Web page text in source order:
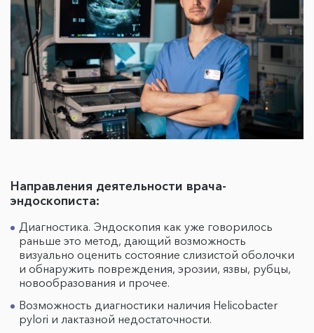
Направления деятельности врача-
эндоскописта:
Диагностика. Эндоскопия как уже говорилось
раньше это метод, дающий возможность
визуально оценить состояние слизистой оболочки
и обнаружить повреждения, эрозии, язвы, рубцы,
новообразования и прочее.
Возможность диагностики наличия Helicobacter
pylori и лактазной недостаточности.